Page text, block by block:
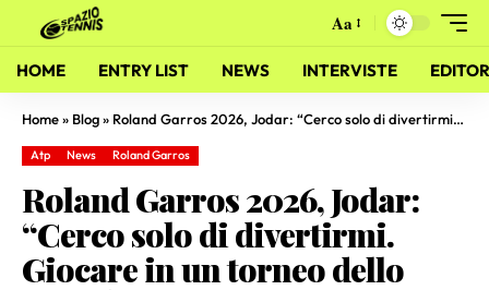
Aa
HOME ENTRY LIST NEWS INTERVISTE
Home» Blog» Roland Garros 2026, Jodar: “Cerco solo di divertirmi. Giocare in un torneo dello Slam è speciale”
Atp News Roland Garros
Roland Garros 2026, Jodar:
“Cerco solo di divertirmi.
Giocare in un torneo dello